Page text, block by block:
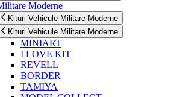
Moderne
Kituri Vehicule Militare Moderne
Kituri Vehicule Militare Moderne
MINIART
I LOVE KIT
REVELL
BORDER
TAMIYA